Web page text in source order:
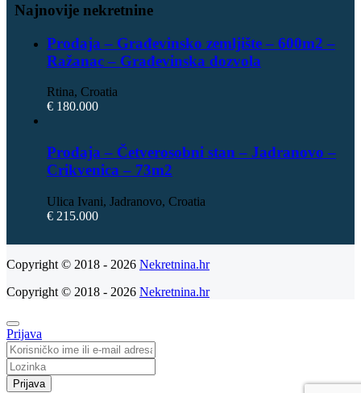
Najnovije nekretnine
Prodaja – Građevinsko zemljište – 600m2 –
Ražanac – Građevinska dozvola
Rtina, Croatia
€ 180.000
Prodaja – Četverosobni stan – Jadranovo –
Crikvenica – 73m2
Ulica Ivani, Jadranovo, Croatia
€ 215.000
Copyright © 2018 - 2026 Nekretnina.hr
Copyright © 2018 - 2026 Nekretnina.hr
Prijava
Prijava